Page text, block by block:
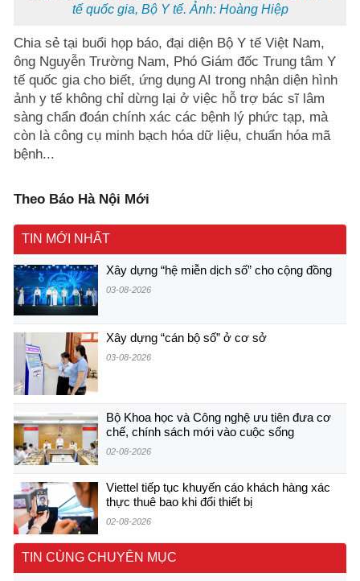
tế quốc gia, Bộ Y tế. Ảnh: Hoàng Hiệp
Chia sẻ tại buổi họp báo, đại diện Bộ Y tế Việt Nam,
ông Nguyễn Trường Nam, Phó Giám đốc Trung tâm Y
tế quốc gia cho biết, ứng dụng AI trong nhận diện hình
ảnh y tế không chỉ dừng lại ở việc hỗ trợ bác sĩ lâm
sàng chẩn đoán chính xác các bệnh lý phức tạp, mà
còn là công cụ minh bạch hóa dữ liệu, chuẩn hóa mã
bệnh...
Theo Báo Hà Nội Mới
TIN MỚI NHẤT
Xây dựng “hệ miễn dịch số” cho cộng đồng
03-08-2026
Xây dựng “cán bộ số” ở cơ sở
03-08-2026
Bộ Khoa học và Công nghệ ưu tiên đưa cơ
chế, chính sách mới vào cuộc sống
02-08-2026
Viettel tiếp tục khuyến cáo khách hàng xác
thực thuê bao khi đổi thiết bị
02-08-2026
TIN CÙNG CHUYÊN MỤC